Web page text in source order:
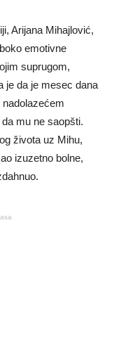
Arijana Mihajlović,
emotivne
suprugom,
je da je mesec dana
mu ne saopšti.
života uz Mihu,
izuzetno bolne,